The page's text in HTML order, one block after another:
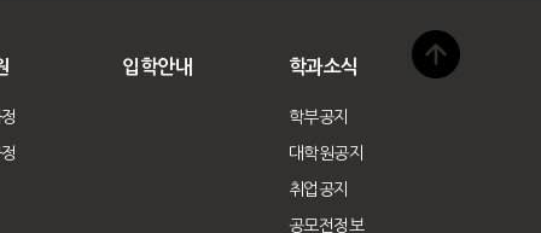
입학안내 학과소식
학부공지
대학원공지
취업공지
공모전정보